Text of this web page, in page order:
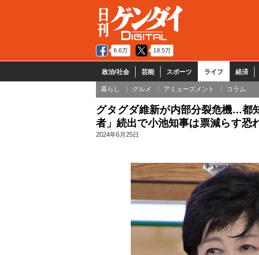
6.6万 18.5万
政治/社会 芸能 スポーツ ライフ 経済
暮らし グルメ アミューズメント コラム
グタグダ維新が内部分裂危機…都
者」続出で小池知事は票減らす恐
2024年6月25日